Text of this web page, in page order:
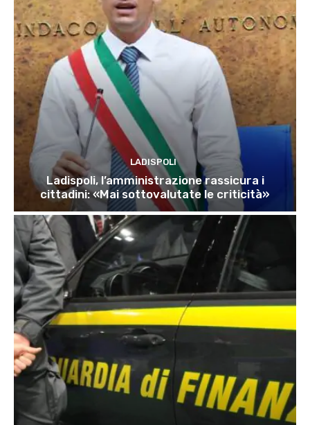
LADISPOLI
Ladispoli, l’amministrazione rassicura i
cittadini: «Mai sottovalutate le criticità»